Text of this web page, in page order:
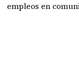
empleos en